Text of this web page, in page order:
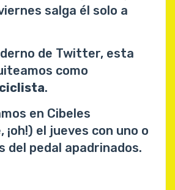
salga él solo a
de Twitter, esta
como
.
en Cibeles
¡oh!) el jueves con uno o
del pedal apadrinados.